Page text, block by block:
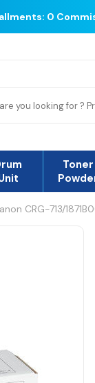
0
Toner
CRG-713/